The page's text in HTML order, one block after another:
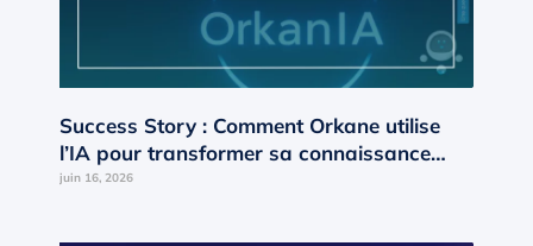
Success Story : Comment Orkane utilise
l’IA pour transformer sa connaissance
interne en moteur de croissance ?
juin 16, 2026